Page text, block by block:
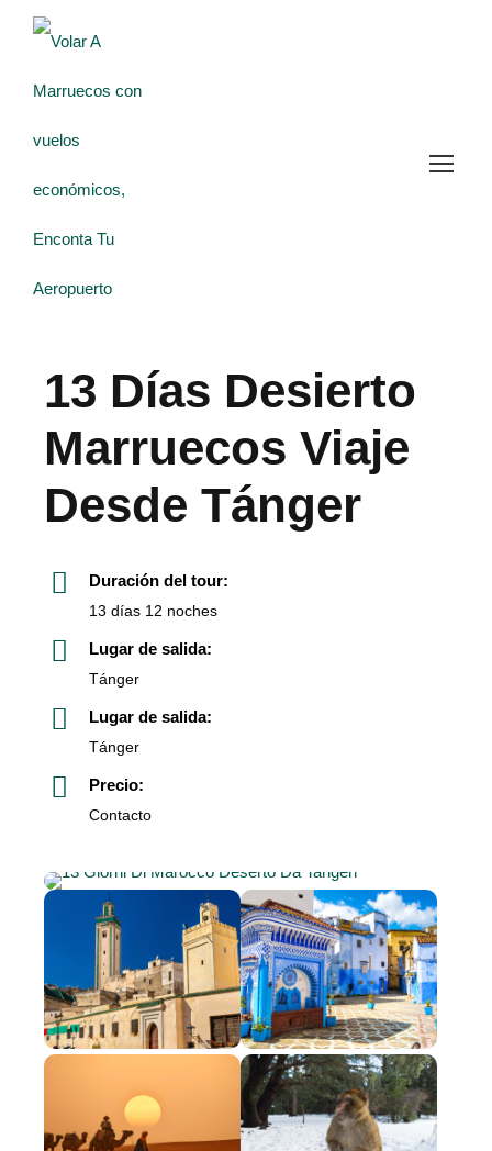
13 Días Desierto
Marruecos Viaje
Desde Tánger
Duración del tour:
13 días 12 noches
Lugar de salida:
Tánger
Lugar de salida:
Tánger
Precio:
Contacto